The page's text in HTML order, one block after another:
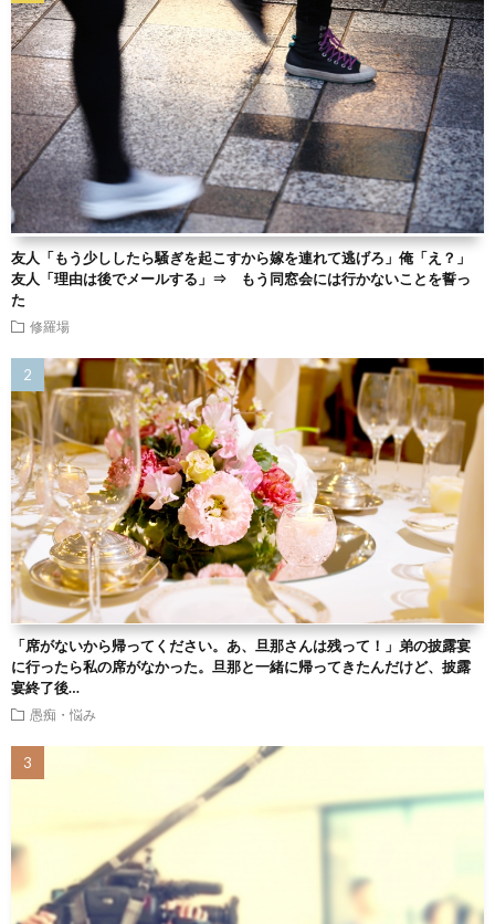
友人「もう少ししたら騒ぎを起こすから嫁を連れて逃げろ」俺「え？」
友人「理由は後でメールする」⇒ もう同窓会には行かないことを誓っ
た
修羅場
「席がないから帰ってください。あ、旦那さんは残って！」弟の披露宴
に行ったら私の席がなかった。旦那と一緒に帰ってきたんだけど、披露
宴終了後…
愚痴・悩み